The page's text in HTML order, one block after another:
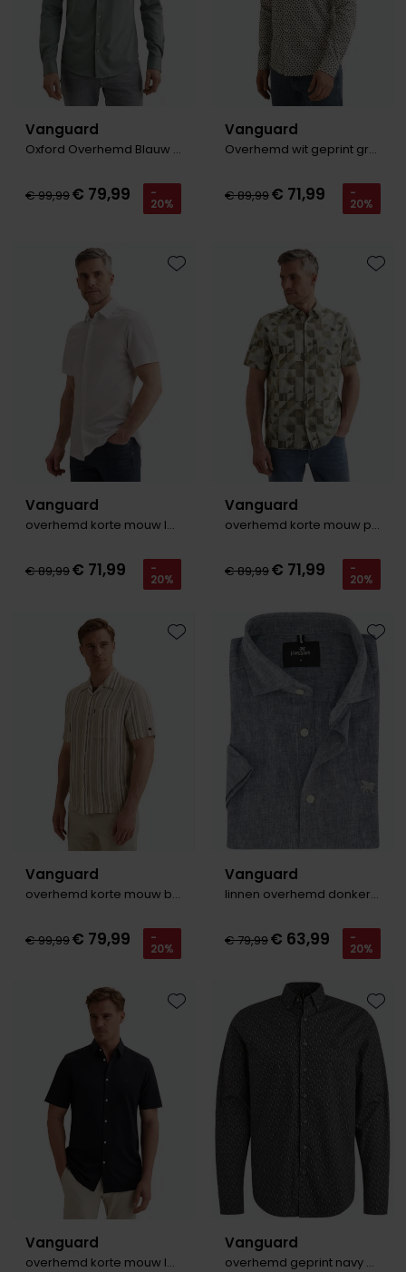
Vanguard
Oxford Overhemd Blauw Jersey
€ 99,99€ 79,99 -
20%
Vanguard
Overhemd wit geprint groen
€ 89,99€ 71,99 -
20%
Vanguard
overhemd korte mouw logo wit
€ 89,99€ 71,99 -
20%
Toevoegen aan favorieten
Vanguard
overhemd korte mouw print groen
€ 89,99€ 71,99 -
20%
Vanguard
overhemd korte mouw beige strepen
€ 99,99€ 79,99 -
20%
Toevoegen aan favorieten
Vanguard
linnen overhemd donkerblauw gemêleerd
€ 79,99€ 63,99 -
20%
Vanguard
overhemd korte mouw logo navy
Toevoegen aan favorieten
Vanguard
overhemd geprint navy bruin Slim Fit